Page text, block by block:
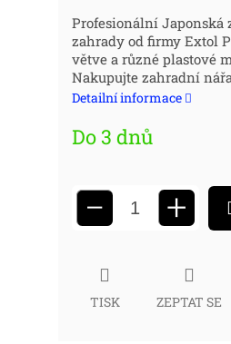
Měrná
cena:
Profesionální
zahrady od firmy Extol
větve a různé plastové
Nakupujte zahradní
Detailní informace
Do 3 dnů
− +
TISK ZEPTAT SE